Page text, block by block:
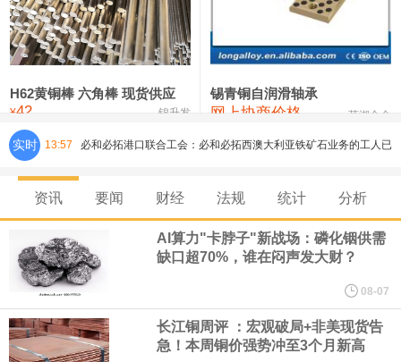
铸造铝合金锭(ZLD104) 24,300—24,500 24,400
压铸锌合金锭 26,500—26,700
氯化镍 38,300—40,300 39,300 0
H62黄铜棒 六角棒 现货供应
¥42 锦升发
锡青铜自润滑轴承
网上协商价格 芜湖合金
实时 13:57
研发费用金额分别为4,995.18万元、7,001.70万元、14,496.56万
元，最近3年复合增长率达70.36%，呈快速增长趋势，并形成多项
核心技术和知识产权。截至2026年1月31日，公司拥有262项专利权
资讯 要闻 财经 法规 统计 分析
AI算力"卡脖子"新战场：磷化铟供需
缺口超70%，谁在闷声发大财？
08-07
长江铜周评 ：宏观破局+非美现货告
急！本周铜价强势冲至3个月新高